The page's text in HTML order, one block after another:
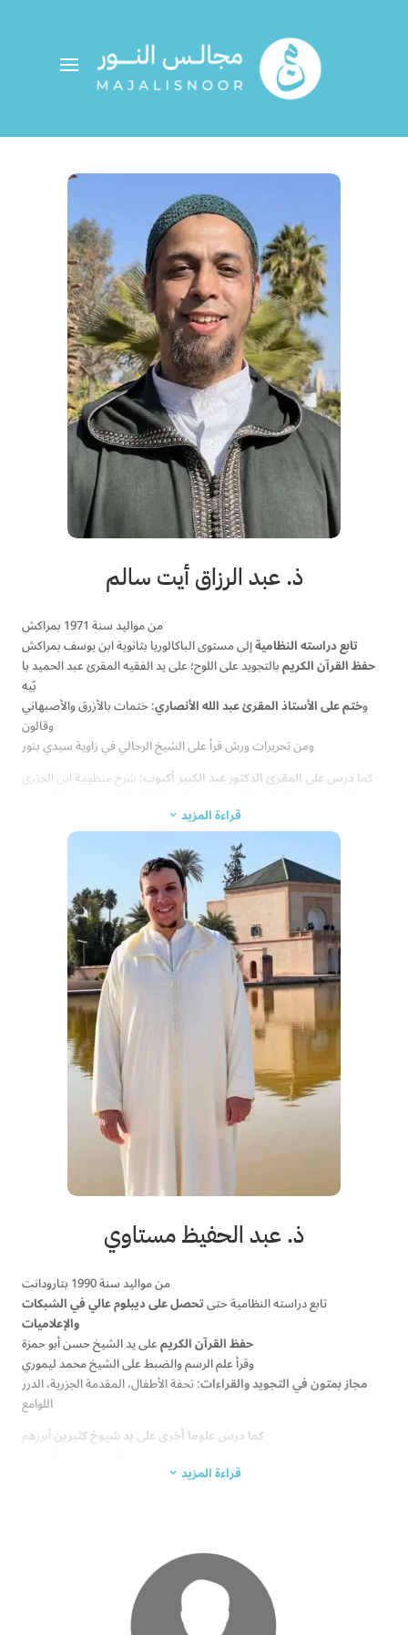
ذ. عبد الرزاق أيت سالم
من مواليد سنة 1971 بمراكش
تابع دراسته النظاميةإلى مستوى الباكالوريا بثانوية ابن يوسف بمراكش
حفظ القرآن الكريمبالتجويد على اللوح؛ على يد الفقيه المقرئ عبد الحميد با
بّيه
وختم على الأستاذ المقرئ عبد الله الأنصاري: ختمات بالأزرق والأصبهاني
وقالون
ومن تحريرات ورش قرأ على الشيخ الرحالي في زاوية سيدي بنور
كمادرس على المقرئ الدكتور عبد الكبير أكبوب: شرح منظومة ابن الجزري
8 ثم درس على المقرئ الدكتور توفيق العبقريما تيسر من منظومة
قرأ العربية على يد المشايخ: الجيلالي الملهابي وعماد الدين والحسين رغيب
رحمهم الله؛ حيث درس عليهم: الأجرومية، والألفية بالمكودي، والألفية
بالأخضري، واللامية، والتلخيص في البلاغة
كما درس العربية على يد الدكتور الأديب محمد الولالي
حضر بعض مجالس دروس التوقيت
للشيخ المؤقت عباس الدباغ رحمه الله،
كما درس على ابنه الأستاذ فؤاد الدباغ رحمه الله نظم الورقات في أصول الفقه
يعمل إمام مسجد بمراكش
كما يعمل منذ أبريل 2020: أستاذا مدرسا ب “برنامج مجالس النور” لدراسة
القرآن الكريم عن بعد
من مؤلفاته
: “الميسر في علم الضبط والرسم”
قراءة المزيد 3
ذ. عبد الحفيظ مستاوي
من مواليد سنة 1990 بتارودانت
تابع دراسته النظامية حتىتحصل على ديبلوم عالي في الشبكات
والإعلاميات
حفظ القرآن الكريمعلى يد الشيخ حسن أبو حمزة
وقرأ علم الرسم والضبط على الشيخ محمد ليموري
مجاز بمتون في التجويد والقراءات: تحفة الأطفال، المقدمة الجزرية، الدرر
اللوامع
كما درس علوما أخرى على يد شيوخ كثيرينأبرزهم
الشيخ مختار العربي مومن الجزائري
درس على هؤلاء وغيرهم
قراءة المزيد 3